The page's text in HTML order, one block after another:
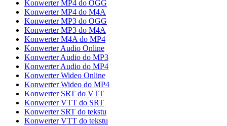
Konwerter MP4 do OGG
Konwerter MP4 do M4A
Konwerter MP3 do OGG
Konwerter MP3 do M4A
Konwerter M4A do MP4
Konwerter Audio Online
Konwerter Audio do MP3
Konwerter Audio do MP4
Konwerter Wideo Online
Konwerter Wideo do MP4
Konwerter SRT do VTT
Konwerter VTT do SRT
Konwerter SRT do tekstu
Konwerter VTT do tekstu